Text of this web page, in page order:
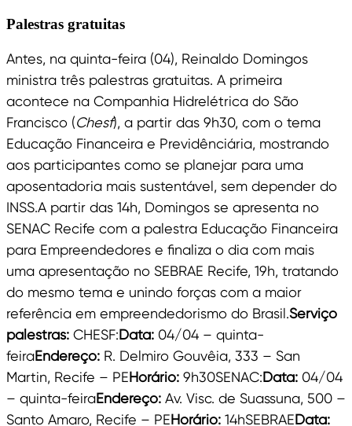
Palestras gratuitas
Antes, na quinta-feira (04), Reinaldo Domingos
ministra três palestras gratuitas. A primeira
acontece na Companhia Hidrelétrica do São
Francisco (Chesf), a partir das 9h30, com o tema
Educação Financeira e Previdênciária, mostrando
aos participantes como se planejar para uma
aposentadoria mais sustentável, sem depender do
INSS.A partir das 14h, Domingos se apresenta no
SENAC Recife com a palestra Educação Financeira
para Empreendedores e finaliza o dia com mais
uma apresentação no SEBRAE Recife, 19h, tratando
do mesmo tema e unindo forças com a maior
referência em empreendedorismo do Brasil.Serviço
palestras: CHESF:Data: 04/04 – quinta-
feiraEndereço: R. Delmiro Gouvêia, 333 – San
Martin, Recife – PEHorário: 9h30SENAC:Data: 04/04
– quinta-feiraEndereço: Av. Visc. de Suassuna, 500 –
Santo Amaro, Recife – PEHorário: 14hSEBRAEData: